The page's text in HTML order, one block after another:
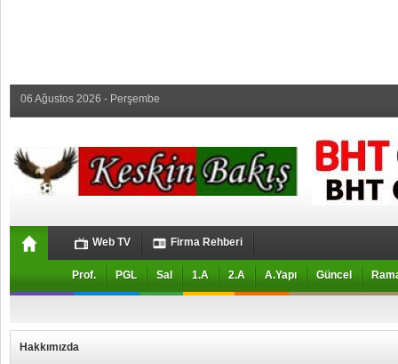
06 Ağustos 2026 - Perşembe
Web TV Firma Rehberi
Prof. PGL Sal 1.A 2.A A.Yapı Güncel
Hakkımızda